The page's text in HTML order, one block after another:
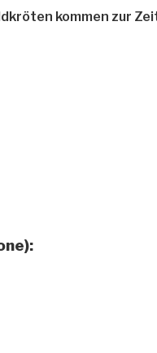
kommen zur